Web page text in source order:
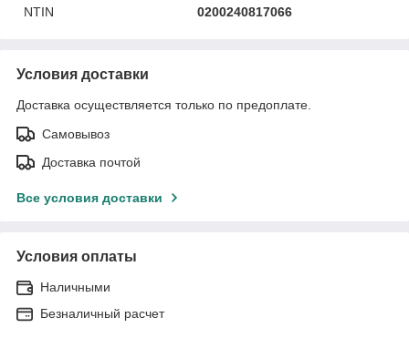
NTIN
0200240817066
Условия доставки
Доставка осуществляется только по предоплате.
Самовывоз
Доставка почтой
Все условия доставки
Условия оплаты
Наличными
Безналичный расчет